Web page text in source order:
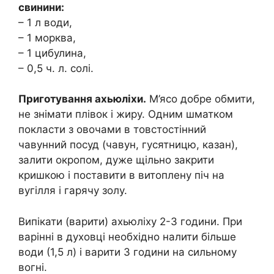
свинини:
– 1 л води,
– 1 морква,
– 1 цибулина,
– 0,5 ч. л. солі.
Приготування ахьюліхи. М’ясо добре обмити,
не знімати плівок і жиру. Одним шматком
покласти з овочами в товстостінний
чавунний посуд (чавун, гусятницю, казан),
залити окропом, дуже щільно закрити
кришкою і поставити в витоплену піч на
вугілля і гарячу золу.
Випікати (варити) ахьюліху 2-3 години. При
варінні в духовці необхідно налити більше
води (1,5 л) і варити 3 години на сильному
вогні.